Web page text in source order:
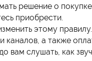
решение о
приобрести.
этому
каналов, а также
вам слушать, как